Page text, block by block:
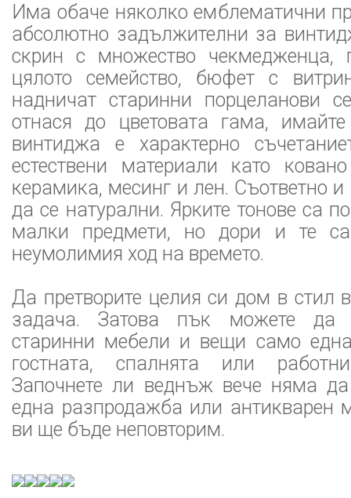
Има обаче няколко емблематични
абсолютно задължителни за
скрин с множество чекмедженца,
цялото семейство, бюфет с
надничат старинни порцеланови
отнася до цветовата гама,
винтиджа е характерно
естествени материали като
керамика, месинг и лен. Съответно и
да се натурални. Ярките тонове са
малки предмети, но дори и те
неумолимия ход на времето.
Да претворите целия си дом в стил
задача. Затова пък можете да
старинни мебели и вещи само
гостната, спалнята или
Започнете ли веднъж вече няма
една разпродажба или антикварен
ви ще бъде неповторим.